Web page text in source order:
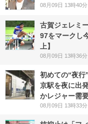
08月09日 13時40分
古賀ジェレミ
97をマークし
上】
08月09日 13時36分
初めての“夜
京駅を夜に出
かレジャー需
08月09日 13時33分